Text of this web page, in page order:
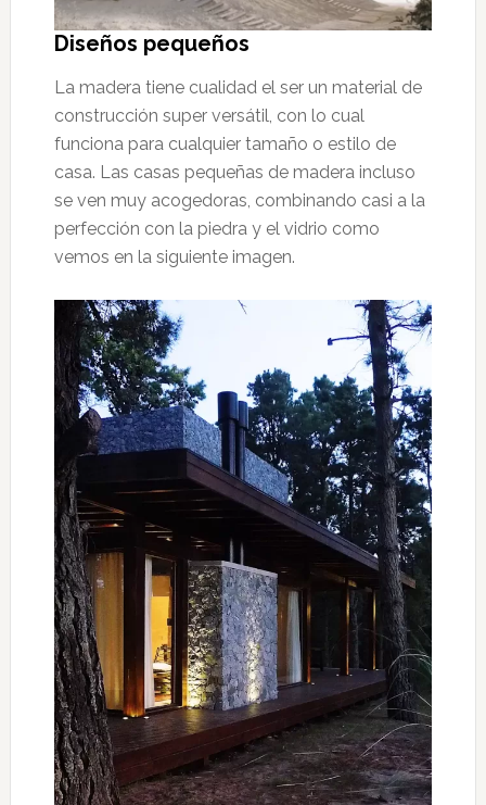
Diseños pequeños
La madera tiene cualidad el ser un material de
construcción super versátil, con lo cual
funciona para cualquier tamaño o estilo de
casa. Las casas pequeñas de madera incluso
se ven muy acogedoras, combinando casi a la
perfección con la piedra y el vidrio como
vemos en la siguiente imagen.